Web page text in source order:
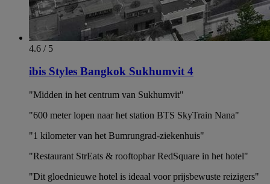
4.6 / 5
ibis Styles Bangkok Sukhumvit 4
"Midden in het centrum van Sukhumvit"
"600 meter lopen naar het station BTS SkyTrain Nana"
"1 kilometer van het Bumrungrad-ziekenhuis"
"Restaurant StrEats & rooftopbar RedSquare in het hotel"
"Dit gloednieuwe hotel is ideaal voor prijsbewuste reizigers"